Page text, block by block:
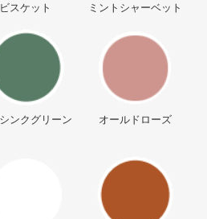
ビスケット ミントシャーベット
ンクグリーン オールドローズ